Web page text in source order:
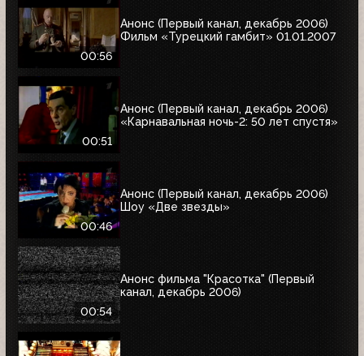
00:56
Анонс (Первый канал, декабрь 2006)
Фильм «Турецкий гамбит» 01.01.2007
00:51
Анонс (Первый канал, декабрь 2006)
«Карнавальная ночь-2: 50 лет спустя»
00:46
Анонс (Первый канал, декабрь 2006)
Шоу «Две звезды»
00:54
Анонс фильма "Красотка" (Первый
канал, декабрь 2006)